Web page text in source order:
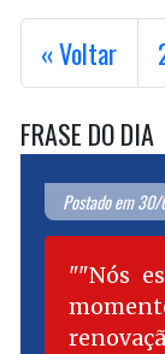
« Voltar
FRASE DO DIA
Postado em
"Nós